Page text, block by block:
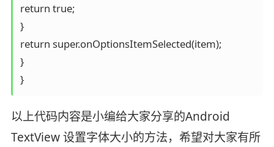
return true;
}
return super.onOptionsItemSelected(item);
}
}
以上代码内容是小编给大家分享的Android
TextView 设置字体大小的方法，希望对大家有所